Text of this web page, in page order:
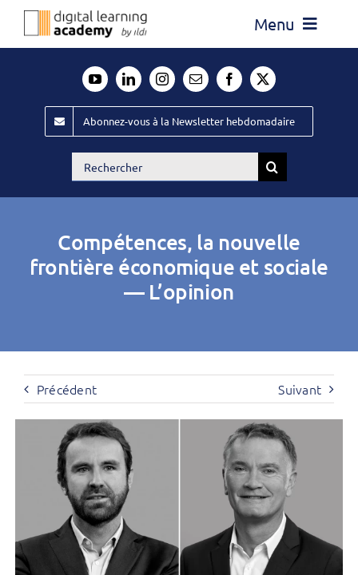
Passer
Menu
Évènements ILDI
Offres d’emploi
Publiez
Abonnez-vous à la Newsletter hebdomadaire
Rechercher:
Compétences, la nouvelle
frontière économique et sociale
— L’opinion
Précédent Suivant